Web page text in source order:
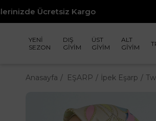
Kargo Seçili Yeni
YENİ
SEZON
DIŞ
GİYİM
ÜST
GİYİM
ALT
GİYİM
Anasayfa EŞARP İpek Eşarp